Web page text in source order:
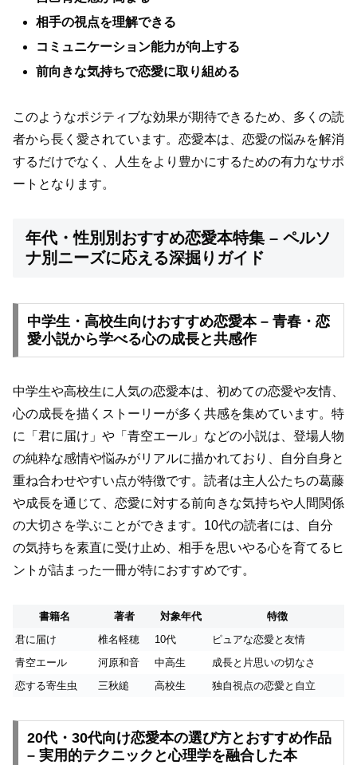
相手の視点を理解できる
コミュニケーション能力が向上する
前向きな気持ちで恋愛に取り組める
このようなポジティブな効果が期待できるため、多くの読
者から長く愛されています。恋愛本は、恋愛の悩みを解消
するだけでなく、人生をより豊かにするための有力なサポ
ートとなります。
年代・性別別おすすめ恋愛本特集 – ペルソ
ナ別ニーズに応える深掘りガイド
中学生・高校生向けおすすめ恋愛本 – 青春・恋
愛小説から学べる心の成長と共感作
中学生や高校生に人気の恋愛本は、初めての恋愛や友情、
心の成長を描くストーリーが多く共感を集めています。特
に「君に届け」や「青空エール」などの小説は、登場人物
の純粋な感情や悩みがリアルに描かれており、自分自身と
重ね合わせやすい点が特徴です。読者は主人公たちの葛藤
や成長を通じて、恋愛に対する前向きな気持ちや人間関係
の大切さを学ぶことができます。10代の読者には、自分
の気持ちを素直に受け止め、相手を思いやる心を育てるヒ
ントが詰まった一冊が特におすすめです。
書籍名 著者 対象年代
特徴
君に届け
椎名軽穂 10代
ピュアな恋愛と友情
青空エール
河原和音 中高生
成長と片思いの切なさ
恋する寄生虫
三秋縋 高校生 独自視点の恋愛と自立
20代・30代向け恋愛本の選び方とおすすめ作品
– 実用的テクニックと心理学を融合した本